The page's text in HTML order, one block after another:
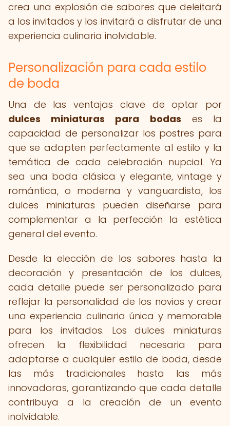
crea una explosión de sabores que deleitará
a los invitados y los invitará a disfrutar de una
experiencia culinaria inolvidable.
Personalización para cada estilo
de boda
Una de las ventajas clave de optar por
dulces miniaturas para bodas es la
capacidad de personalizar los postres para
que se adapten perfectamente al estilo y la
temática de cada celebración nupcial. Ya
sea una boda clásica y elegante, vintage y
romántica, o moderna y vanguardista, los
dulces miniaturas pueden diseñarse para
complementar a la perfección la estética
general del evento.
Desde la elección de los sabores hasta la
decoración y presentación de los dulces,
cada detalle puede ser personalizado para
reflejar la personalidad de los novios y crear
una experiencia culinaria única y memorable
para los invitados. Los dulces miniaturas
ofrecen la flexibilidad necesaria para
adaptarse a cualquier estilo de boda, desde
las más tradicionales hasta las más
innovadoras, garantizando que cada detalle
contribuya a la creación de un evento
inolvidable.